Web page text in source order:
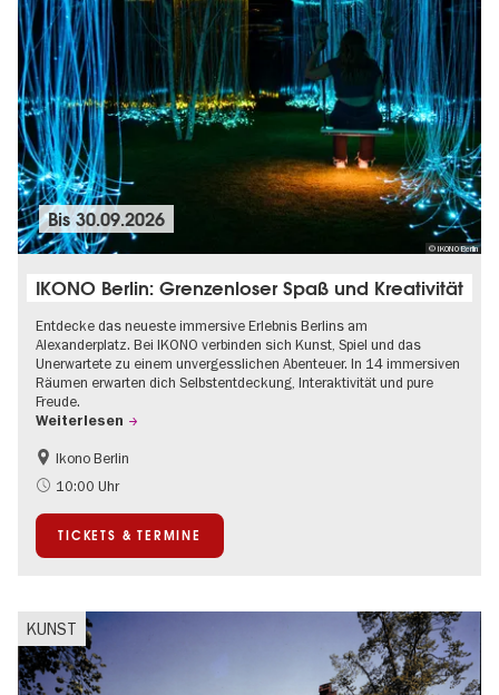
© IKONO Berlin
Bis30.09.2026
IKONO Berlin: Grenzenloser Spaß und Kreativität
Entdecke das neueste immersive Erlebnis Berlins am
Alexanderplatz. Bei IKONO verbinden sich Kunst, Spiel und das
Unerwartete zu einem unvergesslichen Abenteuer. In 14 immersiven
Räumen erwarten dich Selbstentdeckung, Interaktivität und pure
Freude.
Weiterlesen
Kinder
Kultursommer
Ikono Berlin
10:00 Uhr
TICKETS & TERMINE
KUNST